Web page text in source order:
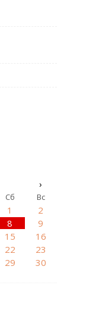
›
Сб Вс
1
2
8
9
15
16
22
23
29
30